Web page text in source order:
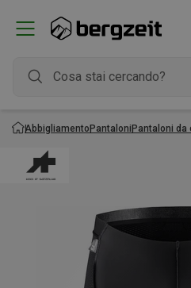
AbbigliamentoPantaloniPantaloni da